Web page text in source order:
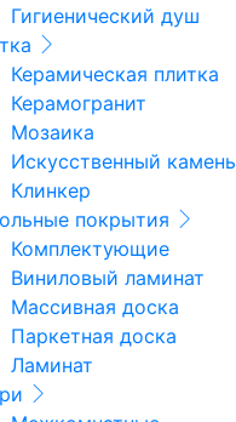
Гигиенический душ
Керамическая плитка
Керамогранит
Мозаика
Искусственный камень
Клинкер
покрытия
Комплектующие
Виниловый ламинат
Массивная доска
Паркетная доска
Ламинат